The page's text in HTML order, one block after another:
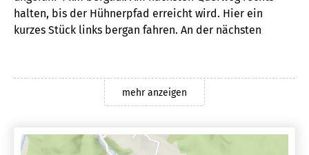
halten, bis der Hühnerpfad erreicht wird. Hier ein
kurzes Stück links bergan fahren. An der nächsten
in den Johannesweg einbiegen und diesem bis zum
Aussichtspunkt oberhalb des Steinbruchs folgen. Hier
Linkerhand geht es auf dem Johannesweg den
mehr anzeigen